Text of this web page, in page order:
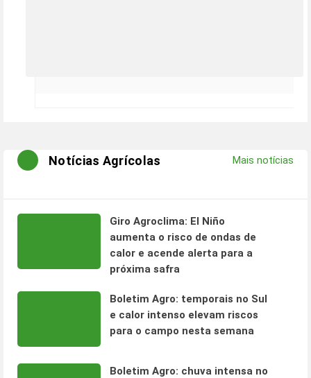
Notícias Agrícolas Mais notícias
Giro Agroclima: El Niño
aumenta o risco de ondas de
calor e acende alerta para a
próxima safra
Boletim Agro: temporais no Sul
e calor intenso elevam riscos
para o campo nesta semana
Boletim Agro: chuva intensa no